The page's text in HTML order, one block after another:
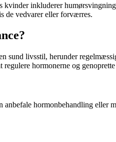
kvinder inkluderer
de vedvarer eller forværres.
sund livsstil, herunder
hormonerne og
hormonbehandling eller